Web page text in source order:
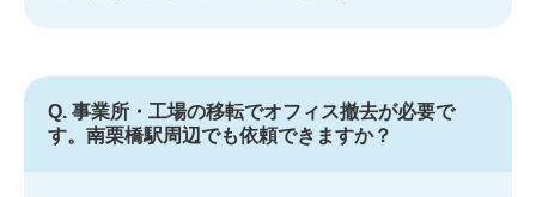
Q. 事業所・工場の移転でオフィス撤去が必要で
す。南栗橋駅周辺でも依頼できますか？